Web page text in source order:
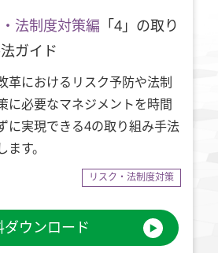
法制度対策編 「4」の取り
ガイド
革におけるリスク予防や法制
に必要なマネジメントを時間
に実現できる4の取り組み手法
ます。
リスク・法制度対策
ダウンロード